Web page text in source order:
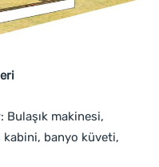
Bulaşık makinesi,
kabini, banyo küveti,